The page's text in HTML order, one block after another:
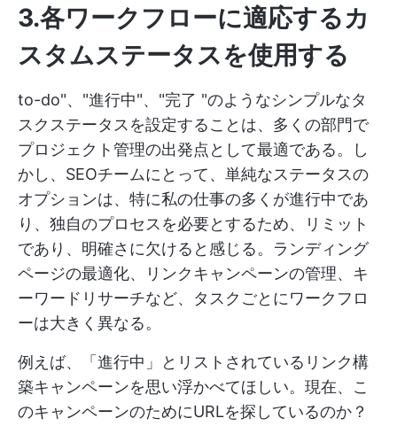
3.各ワークフローに適応するカ
スタムステータスを使用する
to-do"、"進行中"、"完了 "のようなシンプルなタ
スクステータスを設定することは、多くの部門で
プロジェクト管理の出発点として最適である。し
かし、SEOチームにとって、単純なステータスの
オプションは、特に私の仕事の多くが進行中であ
り、独自のプロセスを必要とするため、リミット
であり、明確さに欠けると感じる。ランディング
ページの最適化、リンクキャンペーンの管理、キ
ーワードリサーチなど、タスクごとにワークフロ
ーは大きく異なる。
例えば、「進行中」とリストされているリンク構
築キャンペーンを思い浮かべてほしい。現在、こ
のキャンペーンのためにURLを探しているのか？